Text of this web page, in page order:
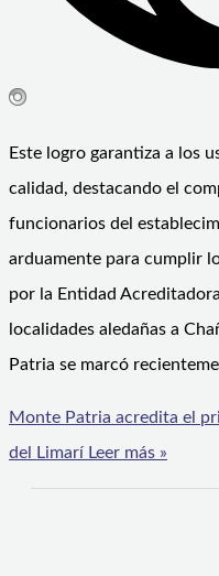
Este logro garantiza a los
calidad, destacando el
funcionarios del
arduamente para cumplir
por la Entidad
localidades aledañas a
Patria se marcó
Monte Patria acredita el
del Limarí Leer más »